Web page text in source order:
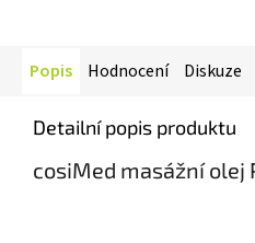
Popis Hodnocení Diskuze
Detailní popis produktu
cosiMed masážní olej